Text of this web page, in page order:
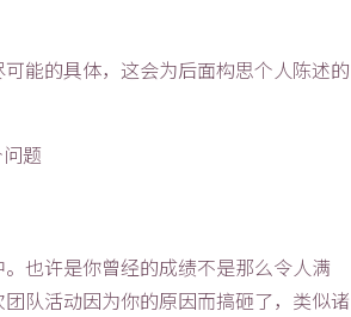
能的具体，这会为后面构思个人陈述的
也许是你曾经的成绩不是那么令人满
队活动因为你的原因而搞砸了，类似诸